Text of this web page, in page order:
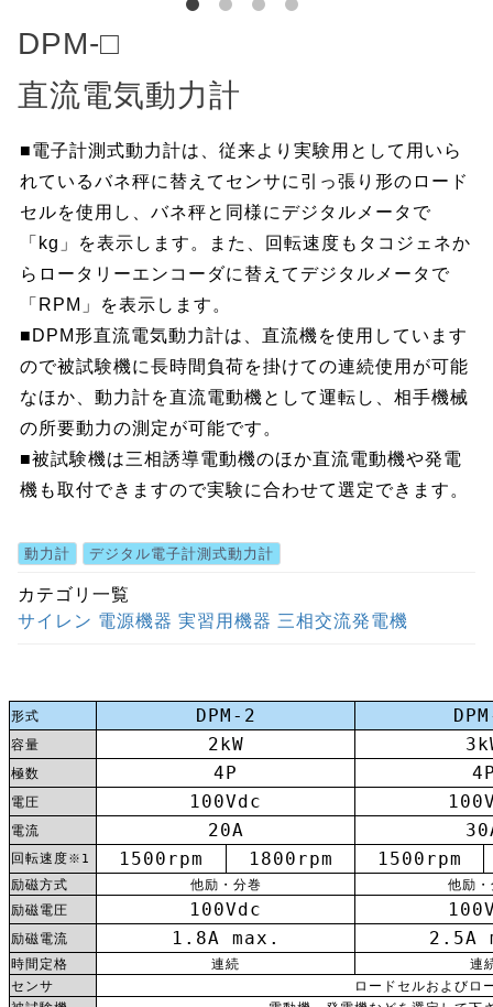
DPM-□
直流電気動力計
■電子計測式動力計は、従来より実験用として用いら
れているバネ秤に替えてセンサに引っ張り形のロード
セルを使用し、バネ秤と同様にデジタルメータで
「kg」を表示します。また、回転速度もタコジェネか
らロータリーエンコーダに替えてデジタルメータで
「RPM」を表示します。
■DPM形直流電気動力計は、直流機を使用しています
ので被試験機に長時間負荷を掛けての連続使用が可能
なほか、動力計を直流電動機として運転し、相手機械
の所要動力の測定が可能です。
■被試験機は三相誘導電動機のほか直流電動機や発電
機も取付できますので実験に合わせて選定できます。
動力計 デジタル電子計測式動力計
カテゴリ一覧
サイレン 電源機器 実習用機器 三相交流発電機
形式 DPM-2
容量 2kW
極数 4P
電圧 100Vdc
電流 20A
回転速度※1 1500rpm 1800rpm 1500rpm
励磁方式 他励・分巻
他励
励磁電圧
100Vdc
励磁電流 1.8A max. 2.5A
時間定格 連続
連
センサ
ロードセルおよびロ